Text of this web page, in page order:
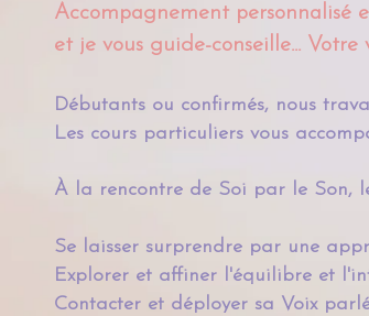
Accompagnement personnalisé
et je vous guide-conseille... Votre
Débutants ou confirmés, nous
Les cours particuliers vous
À la rencontre de Soi par le Son,
Se laisser surprendre par une
Explorer et affiner l'équilibre et
Contacter et déployer sa Voix